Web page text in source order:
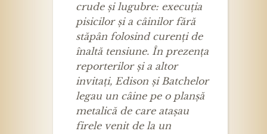
crude și lugubre: execuția
pisicilor și a câinilor fără
stăpân folosind curenți de
înaltă tensiune. În prezența
reporterilor și a altor
invitați, Edison și Batchelor
legau un câine pe o planșă
metalică de care atașau
firele venit de la un